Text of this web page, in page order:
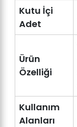
Kutu İçi
Adet
Ürün
Özelliği
Kullanım
Alanları